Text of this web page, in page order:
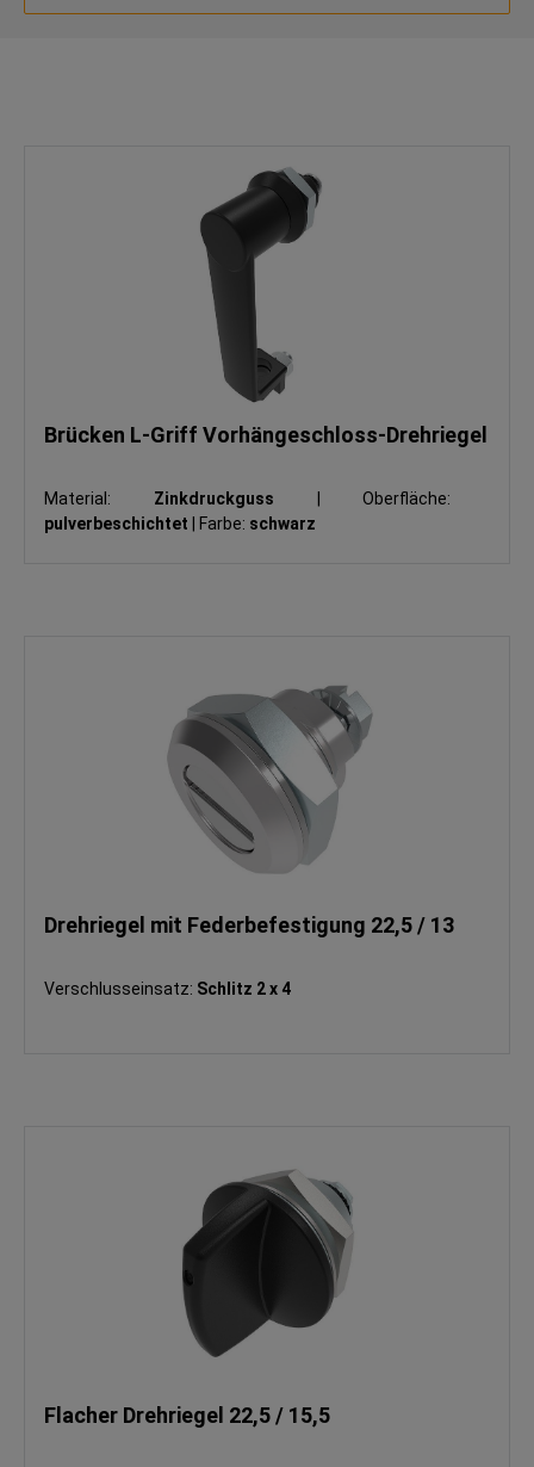
Brücken L-Griff Vorhängeschloss-Drehriegel
Material: Zinkdruckguss
Oberfläche:
pulverbeschichtet
Farbe: schwarz
Drehriegel mit Federbefestigung 22,5 / 13
Verschlusseinsatz: Schlitz 2 x 4
Flacher Drehriegel 22,5 / 15,5